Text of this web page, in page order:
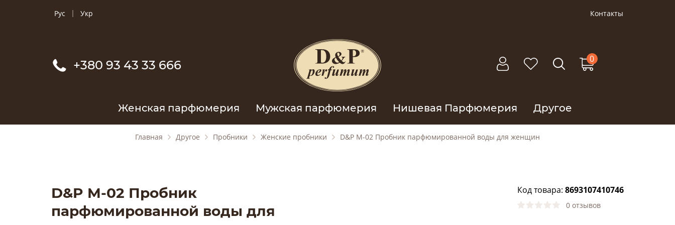
Рус Укр Контакты
+380 93 43 33 666 0
Женская парфюмерия Мужская парфюмерия Нишевая Парфюмерия Другое
Главная Другое Пробники Женские пробники D&P M-02 Пробник парфюмированной воды для женщин
D&P M-02 Пробник
парфюмированной воды для
Код товара: 8693107410746
0 отзывов